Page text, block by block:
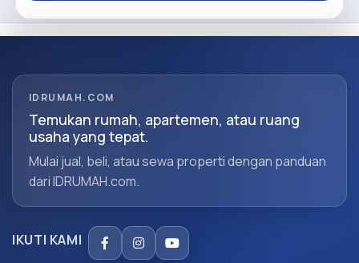
IDRUMAH.COM
Temukan rumah, apartemen, atau ruang
usaha yang tepat.
Mulai jual, beli, atau sewa properti dengan panduan
dari IDRUMAH.com.
IKUTI KAMI